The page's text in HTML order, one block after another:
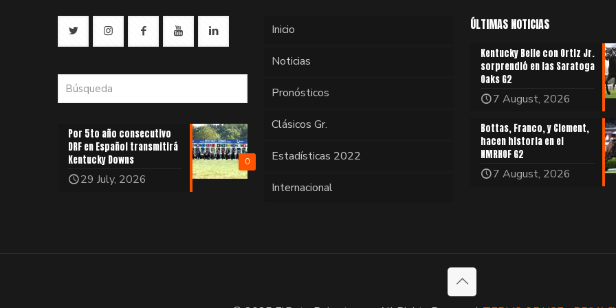
0
Por 5to año consecutivo
DRF en Español transmitirá
Kentucky Downs
29 July, 2026
Inicio
Noticias
Pronósticos
Clásicos Gr.
Estadísticas 2022
Internacional
ÚLTIMAS NOTICIAS
Kentucky Belle con Ortiz Jr.
sorprendió en las Saratoga
Oaks G2
7 August, 2026
Bottas, Franco, y Clement,
hacen historia en el
NMRHOF G2
7 August, 2026